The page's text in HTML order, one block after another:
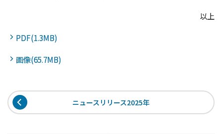
以上
PDF(1.3MB)
画像(65.7MB)
ニュースリリース2025年